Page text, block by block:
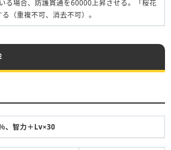
る場合、防護貫通を60000上昇させる。「桜花
（重複不可、消去不可）。
、智力＋Lv×30